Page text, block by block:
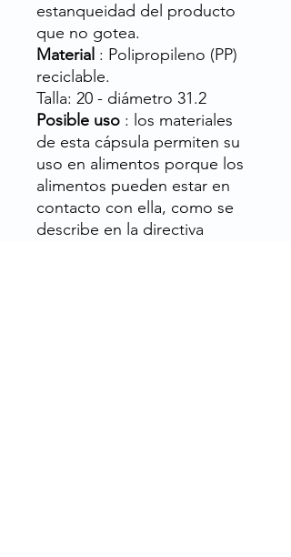
estanqueidad del producto
que no gotea.
Material : Polipropileno (PP)
reciclable.
Talla: 20 - diámetro 31.2
Posible uso : los materiales
de esta cápsula permiten su
uso en alimentos porque los
alimentos pueden estar en
contacto con ella, como se
describe en la directiva